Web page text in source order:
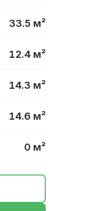
33.5 м²
12.4 м²
14.3 м²
14.6 м²
0 м²